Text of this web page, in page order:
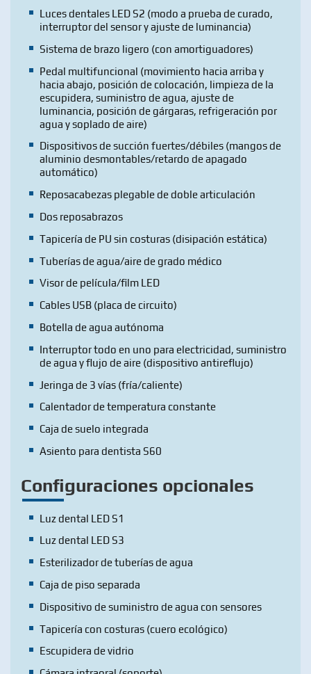
Luces dentales LED S2 (modo a prueba de curado,
interruptor del sensor y ajuste de luminancia)
Sistema de brazo ligero (con amortiguadores)
Pedal multifuncional (movimiento hacia arriba y
hacia abajo, posición de colocación, limpieza de la
escupidera, suministro de agua, ajuste de
luminancia, posición de gárgaras, refrigeración por
agua y soplado de aire)
Dispositivos de succión fuertes/débiles (mangos de
aluminio desmontables/retardo de apagado
automático)
Reposacabezas plegable de doble articulación
Dos reposabrazos
Tapicería de PU sin costuras (disipación estática)
Tuberías de agua/aire de grado médico
Visor de película/film LED
Cables USB (placa de circuito)
Botella de agua autónoma
Interruptor todo en uno para electricidad, suministro
de agua y flujo de aire (dispositivo antireflujo)
Jeringa de 3 vías (fría/caliente)
Calentador de temperatura constante
Caja de suelo integrada
Asiento para dentista S60
Configuraciones opcionales
Luz dental LED S1
Luz dental LED S3
Esterilizador de tuberías de agua
Caja de piso separada
Dispositivo de suministro de agua con sensores
Tapicería con costuras (cuero ecológico)
Escupidera de vidrio